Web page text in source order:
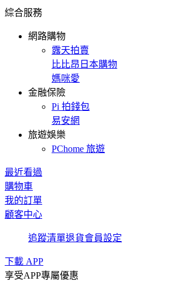
綜合服務
網路購物
露天拍賣
比比昂日本購物
媽咪愛
金融保險
Pi 拍錢包
易安網
旅遊娛樂
PChome 旅遊
最近看過
購物車
我的訂單
顧客中心
追蹤清單退貨會員設定
下載 APP
享受APP專屬優惠